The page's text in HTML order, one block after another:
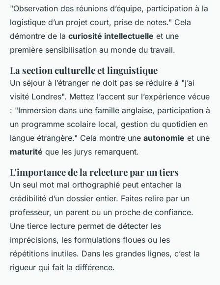
"Observation des réunions d’équipe, participation à la
logistique d’un projet court, prise de notes." Cela
démontre de la curiosité intellectuelle et une
première sensibilisation au monde du travail.
La section culturelle et linguistique
Un séjour à l’étranger ne doit pas se réduire à "j’ai
visité Londres". Mettez l’accent sur l’expérience vécue
: "Immersion dans une famille anglaise, participation à
un programme scolaire local, gestion du quotidien en
langue étrangère." Cela montre une autonomie et une
maturité que les jurys remarquent.
L'importance de la relecture par un tiers
Un seul mot mal orthographié peut entacher la
crédibilité d’un dossier entier. Faites relire par un
professeur, un parent ou un proche de confiance.
Une tierce lecture permet de détecter les
imprécisions, les formulations floues ou les
répétitions inutiles. Dans les grandes lignes, c’est la
rigueur qui fait la différence.